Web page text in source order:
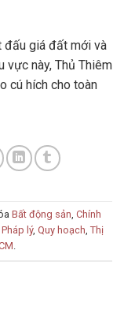
đấu giá đất mới và
vực này, Thủ Thiêm
cú hích cho toàn
Bất động sản Chính
Pháp lý, Quy hoạch Thị